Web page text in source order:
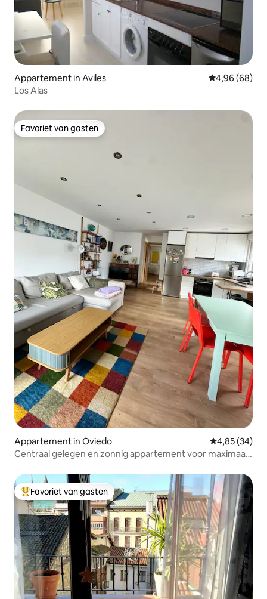
Appartement in Aviles Gemiddelde
4,96 (68)
Los Alas
Favoriet van gasten
Favoriet van gasten
Appartement in Oviedo Gemiddelde
4,85 (34)
Centraal gelegen en zonnig appartement voor maximaal
Topfavoriet van gasten
Favoriet van gasten